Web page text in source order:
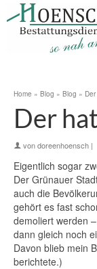
Home » Blog » Blog »
Der
vondoreenhoensch |
Eigentlich sogar
Der Grünauer
auch die
gehört es fast
demoliert werden
dann gleich noch
Davon blieb mein
berichtete.)